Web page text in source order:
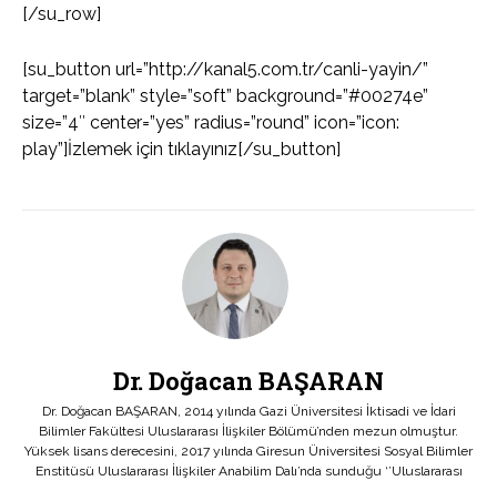
[/su_row]
[su_button url=”http://kanal5.com.tr/canli-yayin/”
target=”blank” style=”soft” background=”#00274e”
size=”4″ center=”yes” radius=”round” icon=”icon:
play”]İzlemek için tıklayınız[/su_button]
Dr. Doğacan BAŞARAN
Dr. Doğacan BAŞARAN, 2014 yılında Gazi Üniversitesi İktisadi ve İdari
Bilimler Fakültesi Uluslararası İlişkiler Bölümü’nden mezun olmuştur.
Yüksek lisans derecesini, 2017 yılında Giresun Üniversitesi Sosyal Bilimler
Enstitüsü Uluslararası İlişkiler Anabilim Dalı’nda sunduğu ‘’Uluslararası